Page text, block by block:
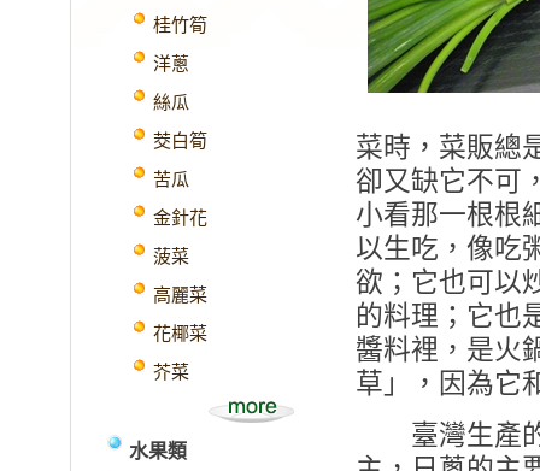
桂竹筍
洋蔥
絲瓜
茭白筍
苦瓜
金針花
菠菜
高麗菜
花椰菜
芥菜
水果類
菜時，菜販總
卻又缺它不可
小看那一根根
以生吃，像吃
欲；它也可以
的料理；它也
醬料裡，是火
草」，因為它
臺灣生產的